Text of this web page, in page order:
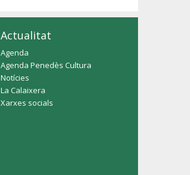
Actualitat
Agenda
Agenda Penedès Cultura
Notícies
La Calaixera
Xarxes socials